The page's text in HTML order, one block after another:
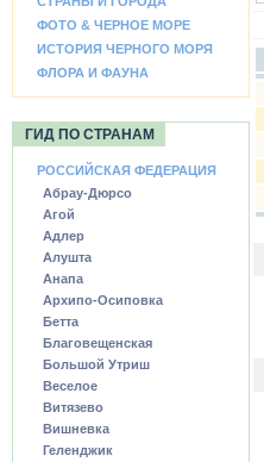
ФОТО & ЧЕРНОЕ МОРЕ
ИСТОРИЯ ЧЕРНОГО МОРЯ
ФЛОРА И ФАУНА
ГИД ПО СТРАНАМ
РОССИЙСКАЯ ФЕДЕРАЦИЯ
Абрау-Дюрсо
Агой
Адлер
Алушта
Анапа
Архипо-Осиповка
Бетта
Благовещенская
Большой Утриш
Веселое
Витязево
Вишневка
Геленджик